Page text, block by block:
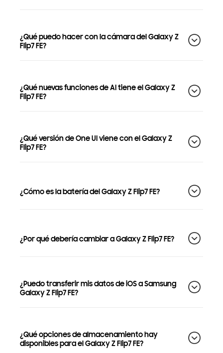
¿Qué puedo hacer con la cámara del Galaxy Z
Flip7 FE?
¿Qué nuevas funciones de AI tiene el Galaxy Z
Flip7 FE?
¿Qué versión de One UI viene con el Galaxy Z
Flip7 FE?
¿Cómo es la batería del Galaxy Z Flip7 FE?
¿Por qué debería cambiar a Galaxy Z Flip7 FE?
¿Puedo transferir mis datos de iOS a Samsung
Galaxy Z Flip7 FE?
¿Qué opciones de almacenamiento hay
disponibles para el Galaxy Z Flip7 FE?